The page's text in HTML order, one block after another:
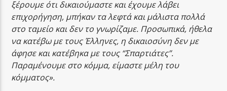
ξέρουμε ότι δικαιούμαστε και έχουμε λάβει
επιχορήγηση, μπήκαν τα λεφτά και μάλιστα πολλά
στο ταμείο και δεν το γνωρίζαμε. Προσωπικά, ήθελα
να κατέβω με τους Έλληνες, η δικαιοσύνη δεν με
άφησε και κατέβηκα με τους “Σπαρτιάτες”.
Παραμένουμε στο κόμμα, είμαστε μέλη του
κόμματος».